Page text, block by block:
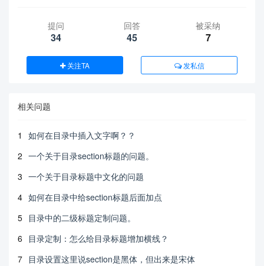
提问
34
回答
45
被采纳
7
关注TA 发私信
相关问题
1
如何在目录中插入文字啊？？
2 一个关于目录section标题的问题。
3 一个关于目录标题中文化的问题
4 如何在目录中给section标题后面加点
5 目录中的二级标题定制问题。
6
目录定制：怎么给目录标题增加横线？
7 目录设置这里说section是黑体，但出来是宋体